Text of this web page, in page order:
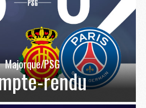
Majorque/PSG
rendu